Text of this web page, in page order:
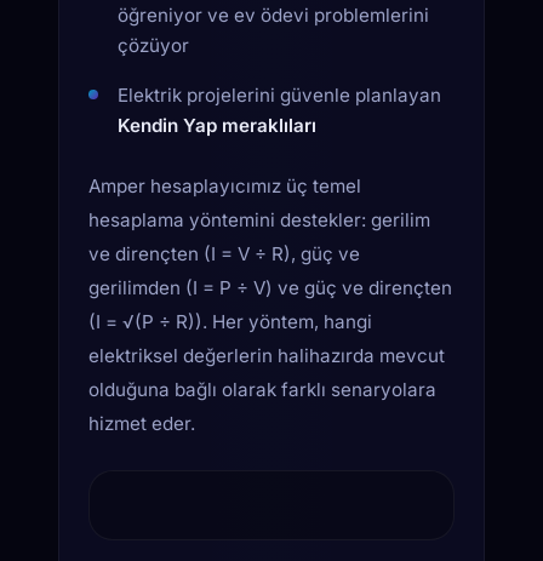
öğreniyor ve ev ödevi problemlerini
çözüyor
Elektrik projelerini güvenle planlayan
Kendin Yap meraklıları
Amper hesaplayıcımız üç temel
hesaplama yöntemini destekler: gerilim
ve dirençten (I = V ÷ R), güç ve
gerilimden (I = P ÷ V) ve güç ve dirençten
(I = √(P ÷ R)). Her yöntem, hangi
elektriksel değerlerin halihazırda mevcut
olduğuna bağlı olarak farklı senaryolara
hizmet eder.